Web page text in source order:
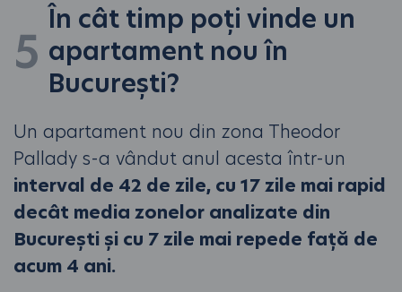
5
În cât timp poți vinde un
apartament nou în
București?
Un apartament nou din zona Theodor
Pallady s-a vândut anul acesta într-un
interval de 42 de zile, cu 17 zile mai rapid
decât media zonelor analizate din
București și cu 7 zile mai repede față de
acum 4 ani.